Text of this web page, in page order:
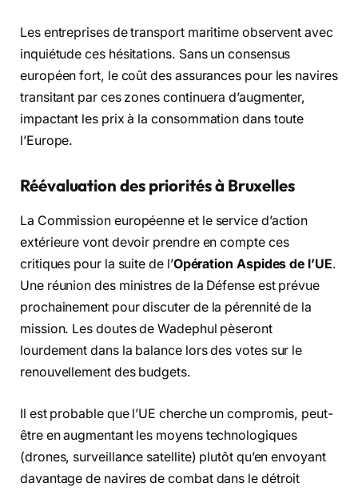
Les entreprises de transport maritime observent avec
inquiétude ces hésitations. Sans un consensus
européen fort, le coût des assurances pour les navires
transitant par ces zones continuera d’augmenter,
impactant les prix à la consommation dans toute
l’Europe.
Réévaluation des priorités à Bruxelles
La Commission européenne et le service d’action
extérieure vont devoir prendre en compte ces
critiques pour la suite de l’Opération Aspides de l’UE.
Une réunion des ministres de la Défense est prévue
prochainement pour discuter de la pérennité de la
mission. Les doutes de Wadephul pèseront
lourdement dans la balance lors des votes sur le
renouvellement des budgets.
Il est probable que l’UE cherche un compromis, peut-
être en augmentant les moyens technologiques
(drones, surveillance satellite) plutôt qu’en envoyant
davantage de navires de combat dans le détroit